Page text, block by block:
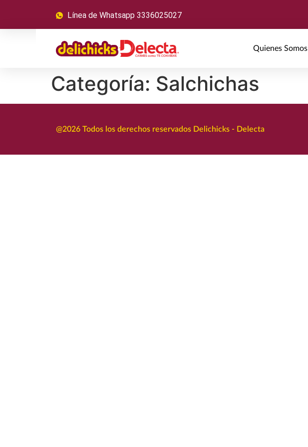
Línea de Whatsapp 3336025027
Quienes Somos
Categoría: Salchichas
@2026 Todos los derechos reservados Delichicks - Delecta